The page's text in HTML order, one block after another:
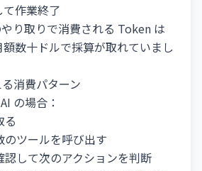
作業終了
り取りで消費される Token は
数十ドルで採算が取れていまし
消費パターン
の場合：
る
のツールを呼び出す
認して次のアクションを判断